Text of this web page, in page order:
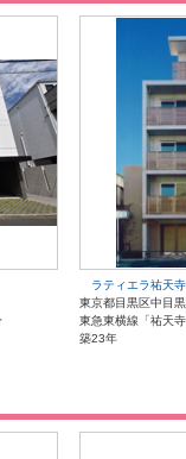
ラティエラ祐天寺
東京都目黒区中目
東急東横線「祐天
築23年